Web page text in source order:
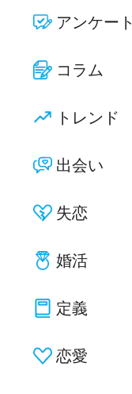
アンケート
コラム
トレンド
出会い
失恋
婚活
定義
恋愛